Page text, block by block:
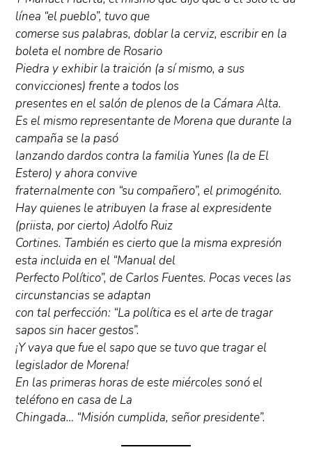
línea “el pueblo”, tuvo que
comerse sus palabras, doblar la cerviz, escribir en la
boleta el nombre de Rosario
Piedra y exhibir la traición (a sí mismo, a sus
convicciones) frente a todos los
presentes en el salón de plenos de la Cámara Alta.
Es el mismo representante de Morena que durante la
campaña se la pasó
lanzando dardos contra la familia Yunes (la de El
Estero) y ahora convive
fraternalmente con “su compañero”, el primogénito.
Hay quienes le atribuyen la frase al expresidente
(priista, por cierto) Adolfo Ruiz
Cortines. También es cierto que la misma expresión
esta incluida en el “Manual del
Perfecto Político”, de Carlos Fuentes. Pocas veces las
circunstancias se adaptan
con tal perfección: “La política es el arte de tragar
sapos sin hacer gestos”.
¡Y vaya que fue el sapo que se tuvo que tragar el
legislador de Morena!
En las primeras horas de este miércoles sonó el
teléfono en casa de La
Chingada… “Misión cumplida, señor presidente”.